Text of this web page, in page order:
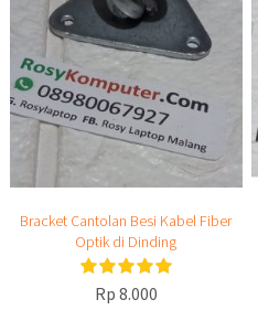
Bracket Cantolan Besi Kabel Fiber
Optik di Dinding
Rp 8.000